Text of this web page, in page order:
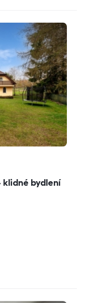
klidné bydlení